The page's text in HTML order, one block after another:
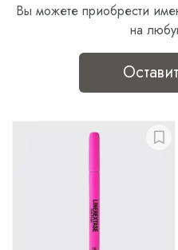
Вы можете приобрести
на